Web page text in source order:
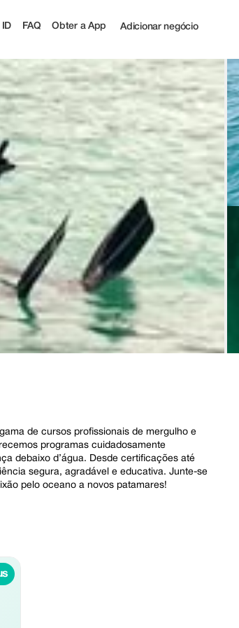
ID FAQ Obter a App Adicionar negócio
de cursos profissionais de mergulho e
programas cuidadosamente
debaixo d’água. Desde certificações até
segura, agradável e educativa. Junte-se
pelo oceano a novos patamares!